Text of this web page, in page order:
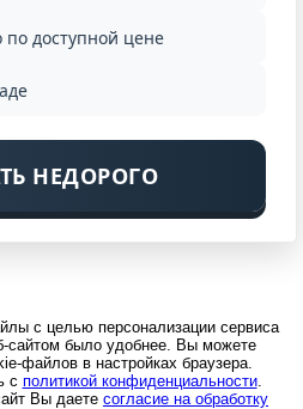
по доступной цене
НЕДОРОГО
с целью персонализации сервиса
сайтом было удобнее. Вы можете
файлов в настройках браузера.
с политикой конфиденциальности.
Вы даете согласие на обработку